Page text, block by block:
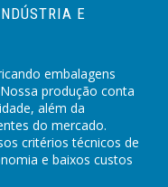
E
embalagens
produção conta
além da
do mercado.
critérios técnicos de
e baixos custos